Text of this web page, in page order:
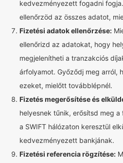
kedvezményezett fogadni
ellenőrzöd az összes adatot,
Fizetési adatok ellenőrzése:
ellenőrizd az adatokat, hogy
megjelenítheti a tranzakciós
árfolyamot. Győződj meg arról,
ezeket, mielőtt továbblépnél.
Fizetés megerősítése és
helyesnek tűnik, erősítsd meg
a SWIFT hálózaton keresztül
kedvezményezett bankjának.
Fizetési referencia rögzítése: